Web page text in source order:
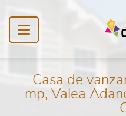
Casa de
mp, Valea